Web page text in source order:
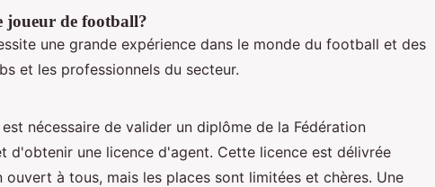
joueur de football?
une grande expérience dans le monde du football et des
et les professionnels du secteur.
nécessaire de valider un diplôme de la Fédération
d'obtenir une licence d'agent. Cette licence est délivrée
ouvert à tous, mais les places sont limitées et chères. Une